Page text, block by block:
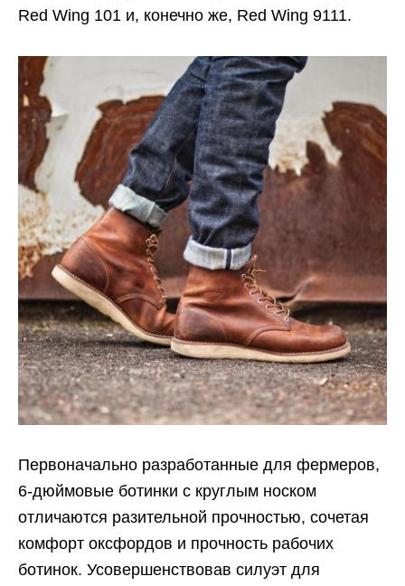
Red Wing 101 и, конечно же, Red Wing 9111.
Первоначально разработанные для фермеров,
6-дюймовые ботинки с круглым носком
отличаются разительной прочностью, сочетая
комфорт оксфордов и прочность рабочих
ботинок. Усовершенствовав силуэт для